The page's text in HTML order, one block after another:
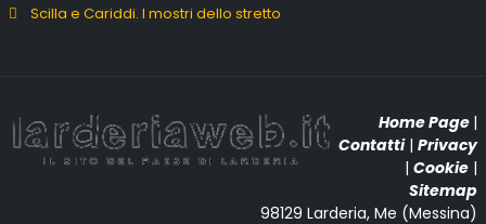
Scilla e Cariddi. I mostri dello stretto
Home Page |
Contatti| Privacy
| Cookie |
Sitemap
98129 Larderia, Me (Messina)